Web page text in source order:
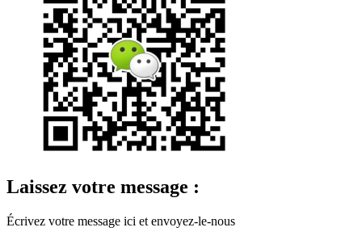
Laissez votre message :
Écrivez votre message ici et envoyez-le-nous